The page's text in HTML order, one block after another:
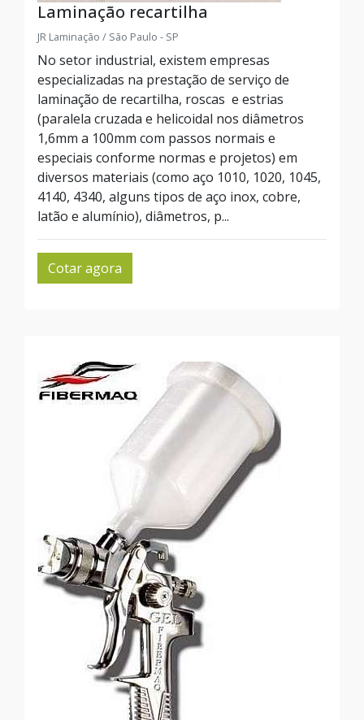
Laminação recartilha
JR Laminação / São Paulo - SP
No setor industrial, existem empresas
especializadas na prestação de serviço de
laminação de recartilha, roscas e estrias
(paralela cruzada e helicoidal nos diâmetros
1,6mm a 100mm com passos normais e
especiais conforme normas e projetos) em
diversos materiais (como aço 1010, 1020, 1045,
4140, 4340, alguns tipos de aço inox, cobre,
latão e alumínio), diâmetros, p...
Cotar agora